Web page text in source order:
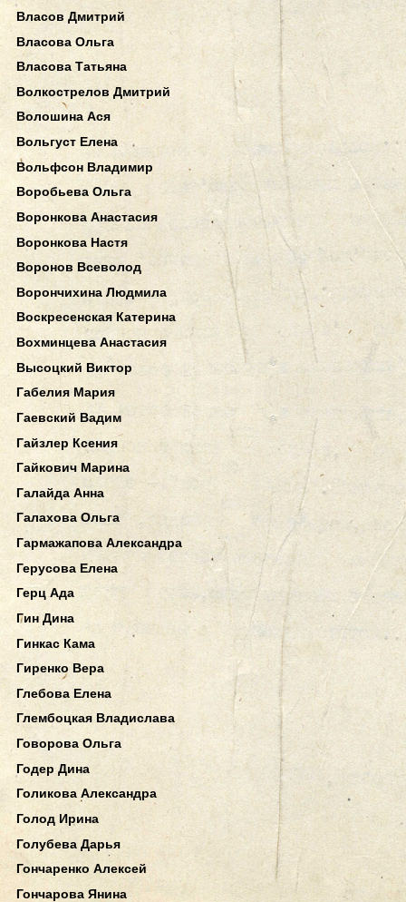
Власов Дмитрий
Власова Ольга
Власова Татьяна
Волкострелов Дмитрий
Волошина Ася
Вольгуст Елена
Вольфсон Владимир
Воробьева Ольга
Воронкова Анастасия
Воронкова Настя
Воронов Всеволод
Ворончихина Людмила
Воскресенская Катерина
Вохминцева Анастасия
Высоцкий Виктор
Габелия Мария
Гаевский Вадим
Гайзлер Ксения
Гайкович Марина
Галайда Анна
Галахова Ольга
Гармажапова Александра
Герусова Елена
Герц Ада
Гин Дина
Гинкас Кама
Гиренко Вера
Глебова Елена
Глембоцкая Владислава
Говорова Ольга
Годер Дина
Голикова Александра
Голод Ирина
Голубева Дарья
Гончаренко Алексей
Гончарова Янина